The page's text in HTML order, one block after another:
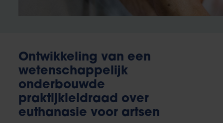
Ontwikkeling van een
wetenschappelijk
onderbouwde
praktijkleidraad over
euthanasie voor artsen